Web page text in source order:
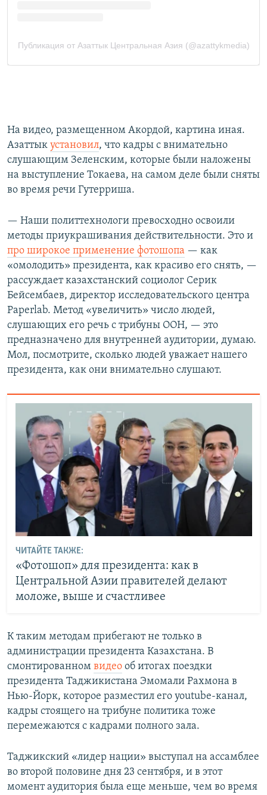
На видео, размещенном Акордой, картина иная.
Азаттык установил, что кадры с внимательно
слушающим Зеленским, которые были наложены
на выступление Токаева, на самом деле были сняты
во время речи Гутерриша.
— Наши политтехнологи превосходно освоили
методы приукрашивания действительности. Это и
про широкое применение фотошопа — как
«омолодить» президента, как красиво его снять, —
рассуждает казахстанский социолог Серик
Бейсембаев, директор исследовательского центра
Paperlab. Метод «увеличить» число людей,
слушающих его речь с трибуны ООН, — это
предназначено для внутренней аудитории, думаю.
Мол, посмотрите, сколько людей уважает нашего
президента, как они внимательно слушают.
ЧИТАЙТЕ ТАКЖЕ:
«Фотошоп» для президента: как в
Центральной Азии правителей делают
моложе, выше и счастливее
К таким методам прибегают не только в
администрации президента Казахстана. В
смонтированном видео об итогах поездки
президента Таджикистана Эмомали Рахмона в
Нью-Йорк, которое разместил его youtube-канал,
кадры стоящего на трибуне политика тоже
перемежаются с кадрами полного зала.
Таджикский «лидер нации» выступал на ассамблее
во второй половине дня 23 сентября, и в этот
момент аудитория была еще меньше, чем во время